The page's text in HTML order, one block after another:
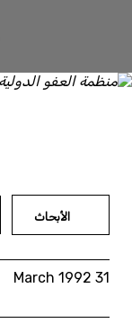
الأبحاث
31 March 1992